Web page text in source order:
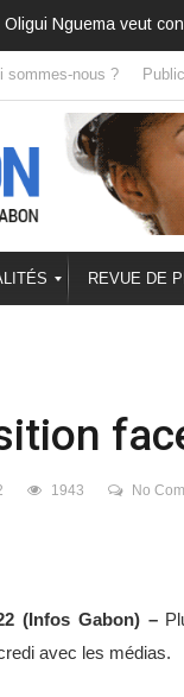
Côte d’Ivoire :
sommes-nous ?
REVUE DE
1943 No
(Infos Gabon) –
avec les médias.